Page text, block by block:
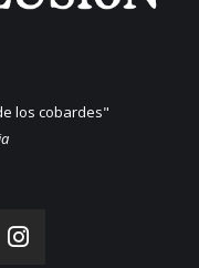
los cobardes"